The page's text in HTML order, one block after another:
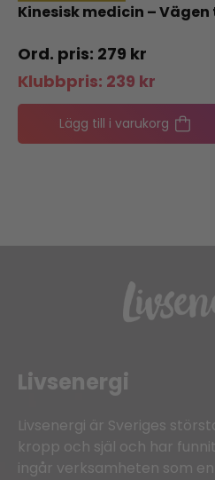
Kinesisk medicin – Vägen
279 kr
Klubbpris: 239 kr
Lägg till i varukorg
Livsenergi
Livsenergi är Sveriges
kropp och själ och har
ingår verksamheten som en